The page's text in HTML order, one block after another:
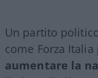
Un partito
come Forza
aumentare la